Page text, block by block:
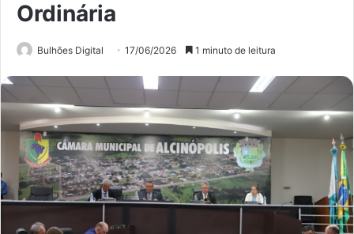
Ordinária
Bulhões Digital 17/06/2026 1 minuto de leitura